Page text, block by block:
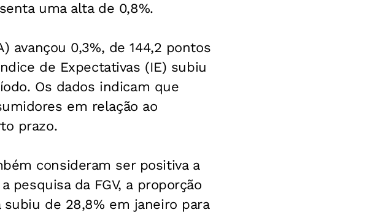
uma alta de 0,8%.
avançou 0,3%, de 144,2 pontos
de Expectativas (IE) subiu
Os dados indicam que
em relação ao
prazo.
consideram ser positiva a
pesquisa da FGV, a proporção
de 28,8% em janeiro para